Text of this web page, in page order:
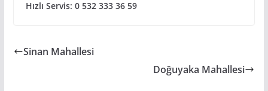
Hızlı Servis: 0 532 333 36 59
Sinan Mahallesi
Doğuyaka Mahallesi